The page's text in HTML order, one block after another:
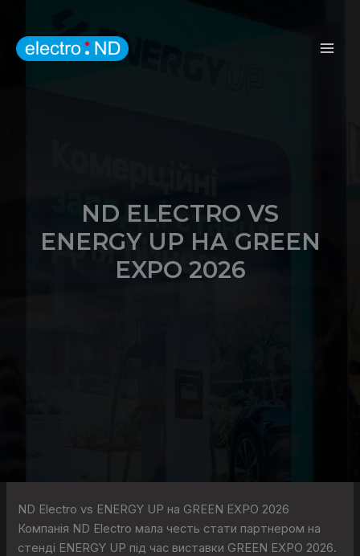
вмісту
ND ELECTRO VS
ENERGY UP НА GREEN
EXPO 2026
ND Electro vs ENERGY UP на GREEN EXPO 2026
Компанія ND Electro мала честь стати партнером на
стенді ENERGY UP під час виставки GREEN EXPO 2026.